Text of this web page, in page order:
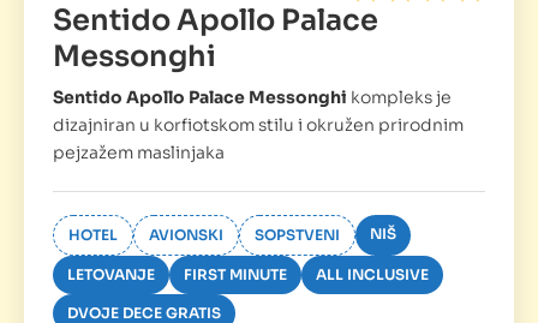
Sentido Apollo Palace
Messonghi
Sentido Apollo Palace Messonghi kompleks je
dizajniran u korfiotskom stilu i okružen prirodnim
pejzažem maslinjaka
HOTEL AVIONSKI SOPSTVENI NIŠ
LETOVANJE FIRST MINUTE ALL INCLUSIVE
DVOJE DECE GRATIS